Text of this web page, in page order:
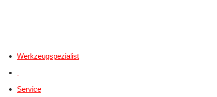
Werkzeugspezialist
Service